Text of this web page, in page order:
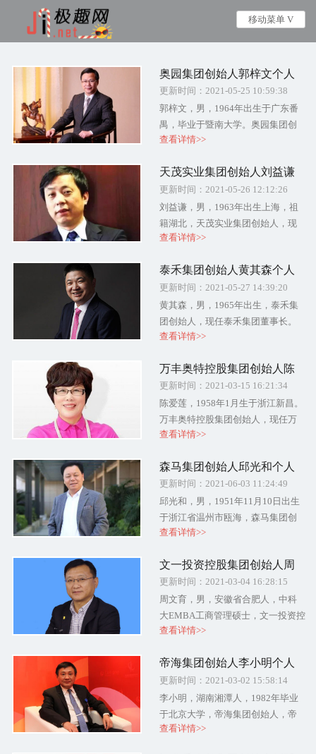
奥园集团创始人郭梓文个人
简介及创业经历
更新时间：2021-05-25 10:59:38
郭梓文，男，1964年出生于广东番
禺，毕业于暨南大学。奥园集团创
始人，现任奥园集团董事会主席、
以170亿元人民币财富名列《....
查看详情>>
天茂实业集团创始人刘益谦
个人简介及创业经历
更新时间：2021-05-26 12:12:26
刘益谦，男，1963年出生上海，祖
籍湖北，天茂实业集团创始人，现
任天茂实业集团股份有限公司董事
410亿元人民币财富名列《2....
查看详情>>
泰禾集团创始人黄其森个人
简介及创业经历
更新时间：2021-05-27 14:39:20
黄其森，男，1965年出生，泰禾集
团创始人，现任泰禾集团董事长。
2020年3月20日,黄其森家族以200亿
房地产富豪榜》第99....
查看详情>>
万丰奥特控股集团创始人陈
爱莲个人简介及创业经历
更新时间：2021-03-15 16:21:34
陈爱莲，1958年1月生于浙江新昌。
万丰奥特控股集团创始人，现任万
丰奥特控股集团董事局主席。2020
人民币财富位列《2020衡....
查看详情>>
森马集团创始人邱光和个人
简介及创业经历
更新时间：2021-06-03 11:24:49
邱光和，男，1951年11月10日出生
于浙江省温州市瓯海，森马集团创
始人，森马集团有限公司董事长。
亿美元财富位列《202....
查看详情>>
文一投资控股集团创始人周
文育个人简介及创业经历
更新时间：2021-03-04 16:28:15
周文育，男，安徽省合肥人，中科
大EMBA工商管理硕士，文一投资控
股集团创始人、董事长,中发科技
查看详情>>
帝海集团创始人李小明个人
简介及创业经历
更新时间：2021-03-02 15:58:14
李小明，湖南湘潭人，1982年毕业
于北京大学，帝海集团创始人，帝
海集团投资控股集团有限公司董事
查看详情>>
移动菜单 V